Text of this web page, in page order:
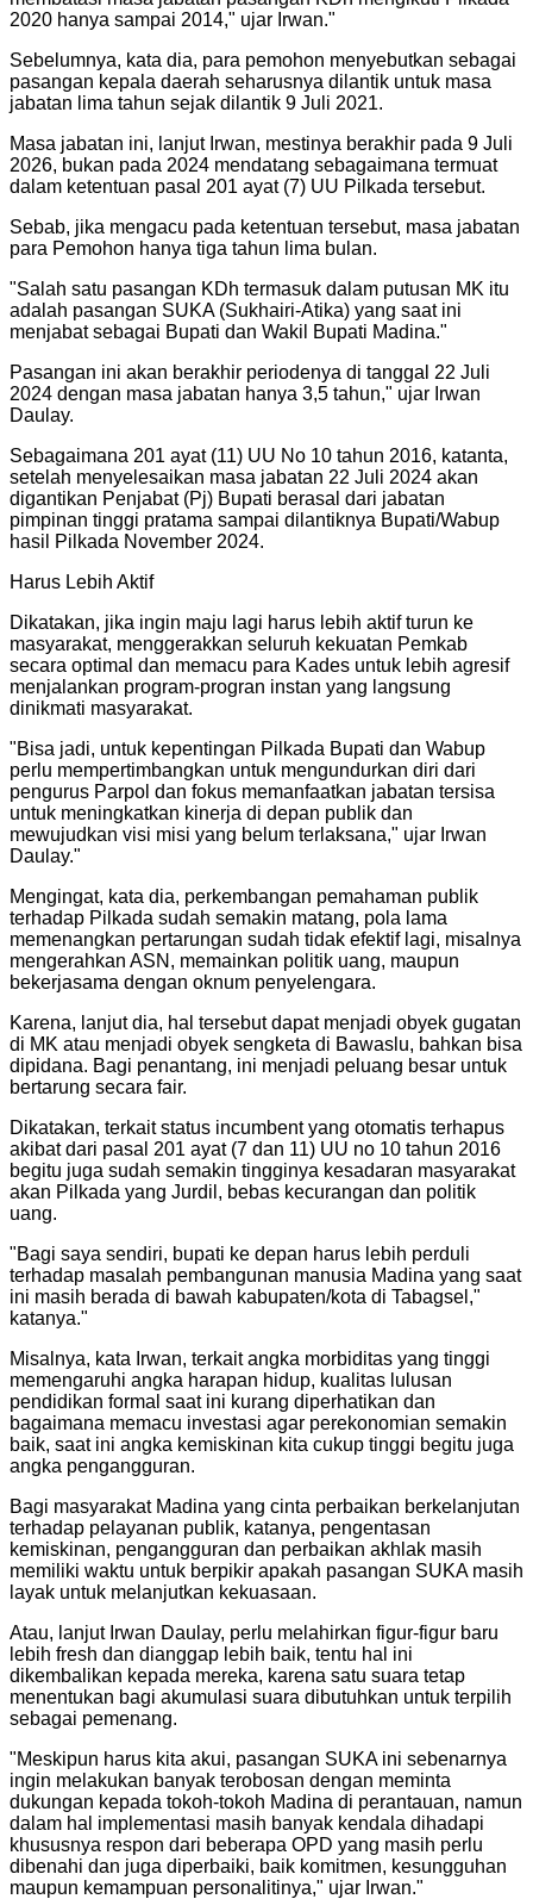
2020 hanya sampai 2014," ujar Irwan."
Sebelumnya, kata dia, para pemohon menyebutkan sebagai
pasangan kepala daerah seharusnya dilantik untuk masa
jabatan lima tahun sejak dilantik 9 Juli 2021.
Masa jabatan ini, lanjut Irwan, mestinya berakhir pada 9 Juli
2026, bukan pada 2024 mendatang sebagaimana termuat
dalam ketentuan pasal 201 ayat (7) UU Pilkada tersebut.
Sebab, jika mengacu pada ketentuan tersebut, masa jabatan
para Pemohon hanya tiga tahun lima bulan.
"Salah satu pasangan KDh termasuk dalam putusan MK itu
adalah pasangan SUKA (Sukhairi-Atika) yang saat ini
menjabat sebagai Bupati dan Wakil Bupati Madina."
Pasangan ini akan berakhir periodenya di tanggal 22 Juli
2024 dengan masa jabatan hanya 3,5 tahun," ujar Irwan
Daulay.
Sebagaimana 201 ayat (11) UU No 10 tahun 2016, katanta,
setelah menyelesaikan masa jabatan 22 Juli 2024 akan
digantikan Penjabat (Pj) Bupati berasal dari jabatan
pimpinan tinggi pratama sampai dilantiknya Bupati/Wabup
hasil Pilkada November 2024.
Harus Lebih Aktif
Dikatakan, jika ingin maju lagi harus lebih aktif turun ke
masyarakat, menggerakkan seluruh kekuatan Pemkab
secara optimal dan memacu para Kades untuk lebih agresif
menjalankan program-progran instan yang langsung
dinikmati masyarakat.
"Bisa jadi, untuk kepentingan Pilkada Bupati dan Wabup
perlu mempertimbangkan untuk mengundurkan diri dari
pengurus Parpol dan fokus memanfaatkan jabatan tersisa
untuk meningkatkan kinerja di depan publik dan
mewujudkan visi misi yang belum terlaksana," ujar Irwan
Daulay."
Mengingat, kata dia, perkembangan pemahaman publik
terhadap Pilkada sudah semakin matang, pola lama
memenangkan pertarungan sudah tidak efektif lagi, misalnya
mengerahkan ASN, memainkan politik uang, maupun
bekerjasama dengan oknum penyelengara.
Karena, lanjut dia, hal tersebut dapat menjadi obyek gugatan
di MK atau menjadi obyek sengketa di Bawaslu, bahkan bisa
dipidana. Bagi penantang, ini menjadi peluang besar untuk
bertarung secara fair.
Dikatakan, terkait status incumbent yang otomatis terhapus
akibat dari pasal 201 ayat (7 dan 11) UU no 10 tahun 2016
begitu juga sudah semakin tingginya kesadaran masyarakat
akan Pilkada yang Jurdil, bebas kecurangan dan politik
uang.
"Bagi saya sendiri, bupati ke depan harus lebih perduli
terhadap masalah pembangunan manusia Madina yang saat
ini masih berada di bawah kabupaten/kota di Tabagsel,"
katanya."
Misalnya, kata Irwan, terkait angka morbiditas yang tinggi
memengaruhi angka harapan hidup, kualitas lulusan
pendidikan formal saat ini kurang diperhatikan dan
bagaimana memacu investasi agar perekonomian semakin
baik, saat ini angka kemiskinan kita cukup tinggi begitu juga
angka pengangguran.
Bagi masyarakat Madina yang cinta perbaikan berkelanjutan
terhadap pelayanan publik, katanya, pengentasan
kemiskinan, pengangguran dan perbaikan akhlak masih
memiliki waktu untuk berpikir apakah pasangan SUKA masih
layak untuk melanjutkan kekuasaan.
Atau, lanjut Irwan Daulay, perlu melahirkan figur-figur baru
lebih fresh dan dianggap lebih baik, tentu hal ini
dikembalikan kepada mereka, karena satu suara tetap
menentukan bagi akumulasi suara dibutuhkan untuk terpilih
sebagai pemenang.
"Meskipun harus kita akui, pasangan SUKA ini sebenarnya
ingin melakukan banyak terobosan dengan meminta
dukungan kepada tokoh-tokoh Madina di perantauan, namun
dalam hal implementasi masih banyak kendala dihadapi
khususnya respon dari beberapa OPD yang masih perlu
dibenahi dan juga diperbaiki, baik komitmen, kesungguhan
maupun kemampuan personalitinya," ujar Irwan."